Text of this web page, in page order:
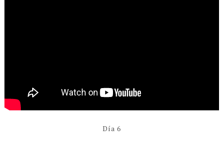
Día 6